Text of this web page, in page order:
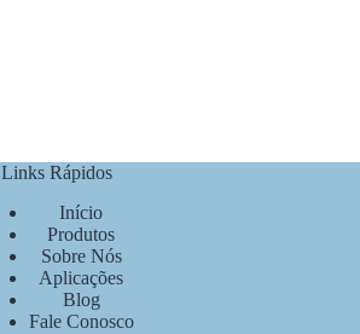
Links Rápidos
Início
Produtos
Sobre Nós
Aplicações
Blog
Fale Conosco